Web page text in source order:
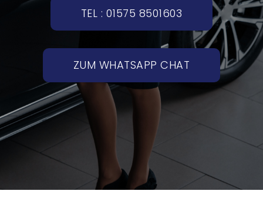
TEL : 01575 8501603
ZUM WHATSAPP CHAT